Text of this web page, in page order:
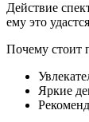
Действие
ему это
Почему стоит
Яркие